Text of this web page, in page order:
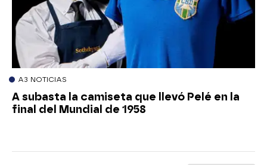
A3 NOTICIAS
A subasta la camiseta que llevó Pelé en la
final del Mundial de 1958